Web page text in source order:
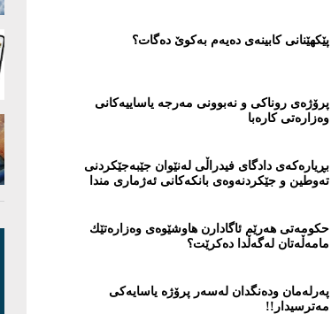
پێكهێنانی کابینەی دەیەم بەکوێ دەگات؟
پرۆژەی روناكی و نەبوونی مەرجە یاساییەکانی
وەزارەتی کارەبا
بڕیارەكەی دادگای فیدراڵی لەنێوان جێبەجێكردنی
تەوطین و جێكردنەوەی بانكەكانی ئەژماری مندا
حكومەتی هەرێم ئاگادارن هاوشێوەی وەزارەتێك
مامەڵەتان لەگەڵدا دەکرێت؟
پەرلەمان ودەنگدان لەسەر پرۆژە یاسایەكی
مەترسیدار!!